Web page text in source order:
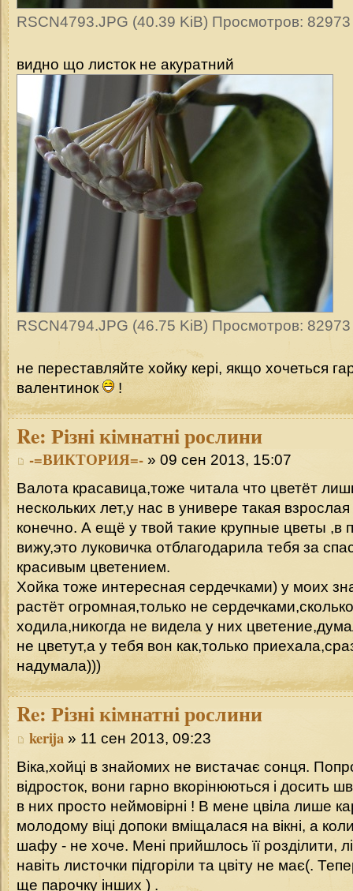
RSCN4793.JPG (40.39 KiB) Просмотров: 82973
видно що листок не акуратний
RSCN4794.JPG (46.75 KiB) Просмотров: 82973
не переставляйте хойку кері, якщо хочеться
валентинок
!
Re: Різні кімнатні рослини
-=ВИКТОРИЯ=- » 09 сен 2013, 15:07
Валота красавица,тоже читала что цветёт
нескольких лет,у нас в универе такая
конечно. А ещё у твой такие крупные цветы ,в
вижу,это луковичка отблагодарила тебя за
красивым цветением.
Хойка тоже интересная сердечками) у моих
растёт огромная,только не
ходила,никогда не видела у них
не цветут,а у тебя вон как,только
надумала)))
Re: Різні кімнатні рослини
kerija » 11 сен 2013, 09:23
Віка,хойці в знайомих не вистачає сонця.
відросток, вони гарно вкорінюються і досить
в них просто неймовірні ! В мене цвіла лише
молодому віці допоки вміщалася на вікні, а
шафу - не хоче. Мені прийшлось її розділити,
навіть листочки підгоріли та цвіту не має(.
ще парочку інших ) .